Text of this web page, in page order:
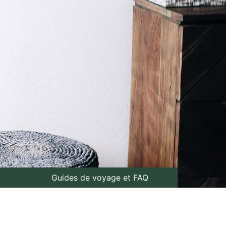
Guides de voyage et FAQ